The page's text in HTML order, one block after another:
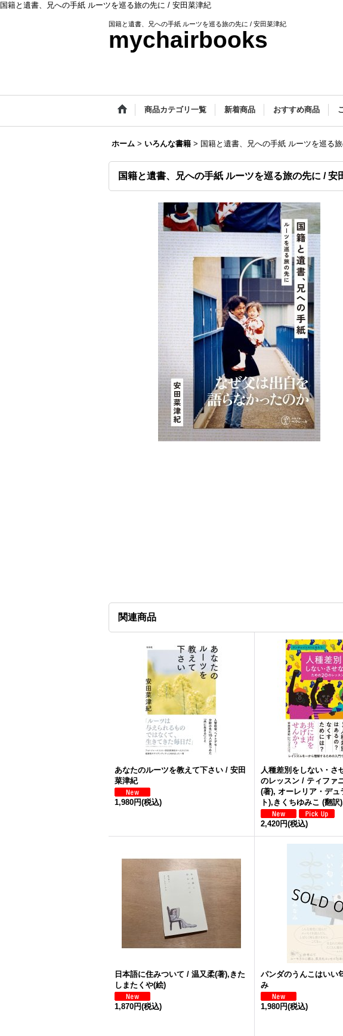
国籍と遺書、兄への手紙 ルーツを巡る旅の先に / 安田菜津紀
国籍と遺書、兄への手紙 ルーツを巡る旅の先に / 安田菜津紀
mychairbooks
商品カテゴリ一覧 新着商品 おすすめ商品
ホーム > いろんな書籍 > 国籍と遺書、兄への手紙 ルーツを巡る
国籍と遺書、兄への手紙 ルーツを巡る旅の先に / 安
関連商品
あなたのルーツを教えて下さい / 安田
菜津紀
1,980円(税込)
人種差別をしない・さ
のレッスン / ティファ
(著), オーレリア・デュ
ト),きくちゆみこ (翻
2,420円(税込)
日本語に住みついて / 温又柔(著),きた
しまたくや(絵)
1,870円(税込)
パンダのうんこはいい
み
1,980円(税込)